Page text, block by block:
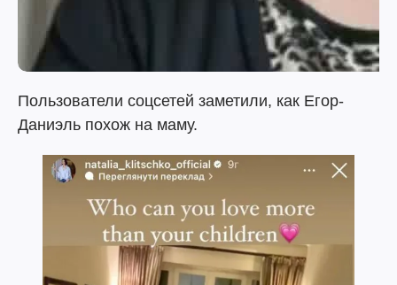
Пользователи соцсетей заметили, как Егор-
Даниэль похож на маму.